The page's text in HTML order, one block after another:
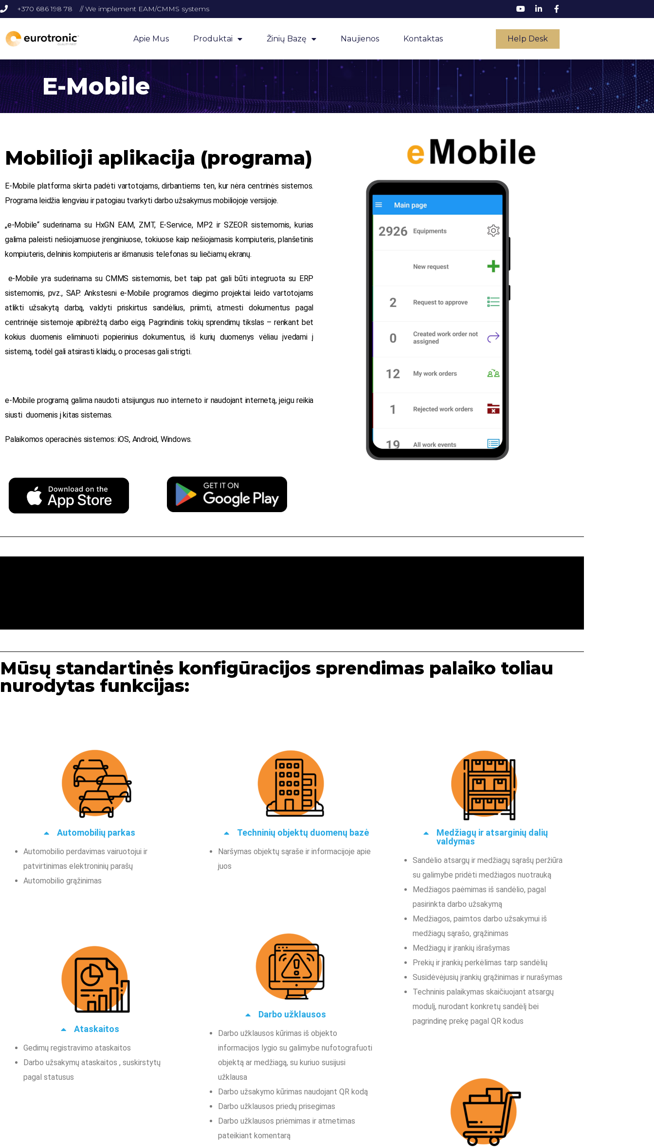
+370 686 198 78 // We implement EAM/CMMS systems
Apie Mus Produktai Žinių Bazę Naujienos Kontaktas Help Desk
E-Mobile
Mobilioji aplikacija (programa)
E-Mobile platforma skirta padėti vartotojams, dirbantiems ten, kur nėra centrinės sistemos.
Programa leidžia lengviau ir patogiau tvarkyti darbo užsakymus mobiliojoje versijoje.
„e-Mobile“ suderinama su HxGN EAM, ZMT, E-Service, MP2 ir SZEOR sistemomis, kurias
galima paleisti nešiojamuose įrenginiuose, tokiuose kaip nešiojamasis kompiuteris, planšetinis
kompiuteris, delninis kompiuteris ar išmanusis telefonas su liečiamų ekranų.
e-Mobile yra suderinama su CMMS sistemomis, bet taip pat gali būti integruota su ERP
sistemomis, pvz., SAP. Ankstesni e-Mobile programos diegimo projektai leido vartotojams
atlikti užsakytą darbą, valdyti priskirtus sandėlius, priimti, atmesti dokumentus pagal
centrinėje sistemoje apibrėžtą darbo eigą. Pagrindinis tokių sprendimų tikslas – renkant bet
kokius duomenis eliminuoti popierinius dokumentus, iš kurių duomenys vėliau įvedami į
sistemą, todėl gali atsirasti klaidų, o procesas gali strigti.
e-Mobile programą galima naudoti atsijungus nuo interneto ir naudojant internetą, jeigu reikia
siusti duomenis į kitas sistemas.
Palaikomos operacinės sistemos: iOS, Android, Windows.
Mūsų standartinės konfigūracijos sprendimas palaiko toliau
nurodytas funkcijas:
Automobilių parkas
Automobilio perdavimas vairuotojui ir
patvirtinimas elektroninių parašų
Automobilio grąžinimas
Ataskaitos
Gedimų registravimo ataskaitos
Darbo užsakymų ataskaitos , suskirstytų
pagal statusus
Techninių objektų duomenų bazė
Naršymas objektų sąraše ir informacijoje apie
juos
Darbo užklausos
Darbo užklausos kūrimas iš objekto
informacijos lygio su galimybe nufotografuoti
objektą ar medžiagą, su kuriuo susijusi
užklausa
Darbo užsakymo kūrimas naudojant QR kodą
Darbo užklausos priedų prisegimas
Darbo užklausos priėmimas ir atmetimas
pateikiant komentarą
Medžiagų ir atsarginių dalių
valdymas
Sandėlio atsargų ir medžiagų sąrašų peržiūra
su galimybe pridėti medžiagos nuotrauką
Medžiagos paėmimas iš sandėlio, pagal
pasirinkta darbo užsakymą
Medžiagos, paimtos darbo užsakymui iš
medžiagų sąrašo, grąžinimas
Medžiagų ir įrankių išrašymas
Prekių ir įrankių perkėlimas tarp sandėlių
Susidėvėjusių įrankių grąžinimas ir nurašymas
Techninis palaikymas skaičiuojant atsargų
modulį, nurodant konkretų sandėlį bei
pagrindinę prekę pagal QR kodus